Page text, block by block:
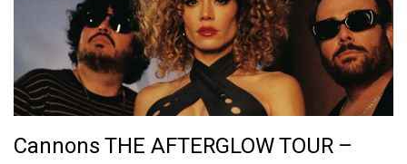
Cannons THE AFTERGLOW TOUR –